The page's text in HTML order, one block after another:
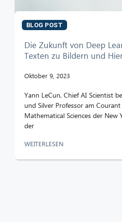
BLOG POST
Die Zukunft von Deep
Texten zu Bildern und
Oktober 9, 2023
Yann LeCun, Chief AI Scientist
und Silver Professor am
Mathematical Sciences der New
der
WEITERLESEN